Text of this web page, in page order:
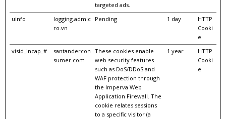
targeted ads.
uinfo
logging.admic
ro.vn
Pending 1 day
HTTP
Cooki
e
visid_incap_#
santandercon
sumer.com
These cookies enable
web security features
such as DoS/DDoS and
WAF protection through
the Imperva Web
Application Firewall. The
cookie relates sessions
to a specific visitor (a
1 year
HTTP
Cooki
e